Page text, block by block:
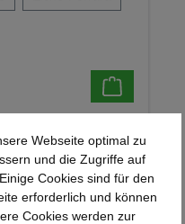
Webseite optimal zu
und die Zugriffe auf
Cookies sind für den
erforderlich und können
Cookies werden zur